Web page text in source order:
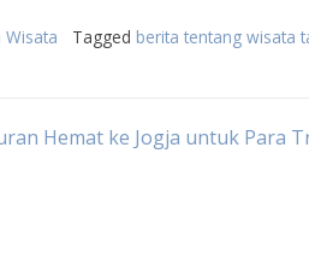
Wisata Tagged berita tentang wisata
Hemat ke Jogja untuk Para